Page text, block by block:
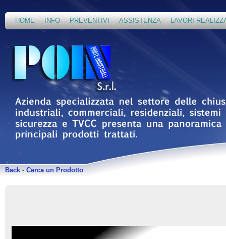
HOME INFO PREVENTIVI ASSISTENZA LAVORI
Back - Cerca un Prodotto